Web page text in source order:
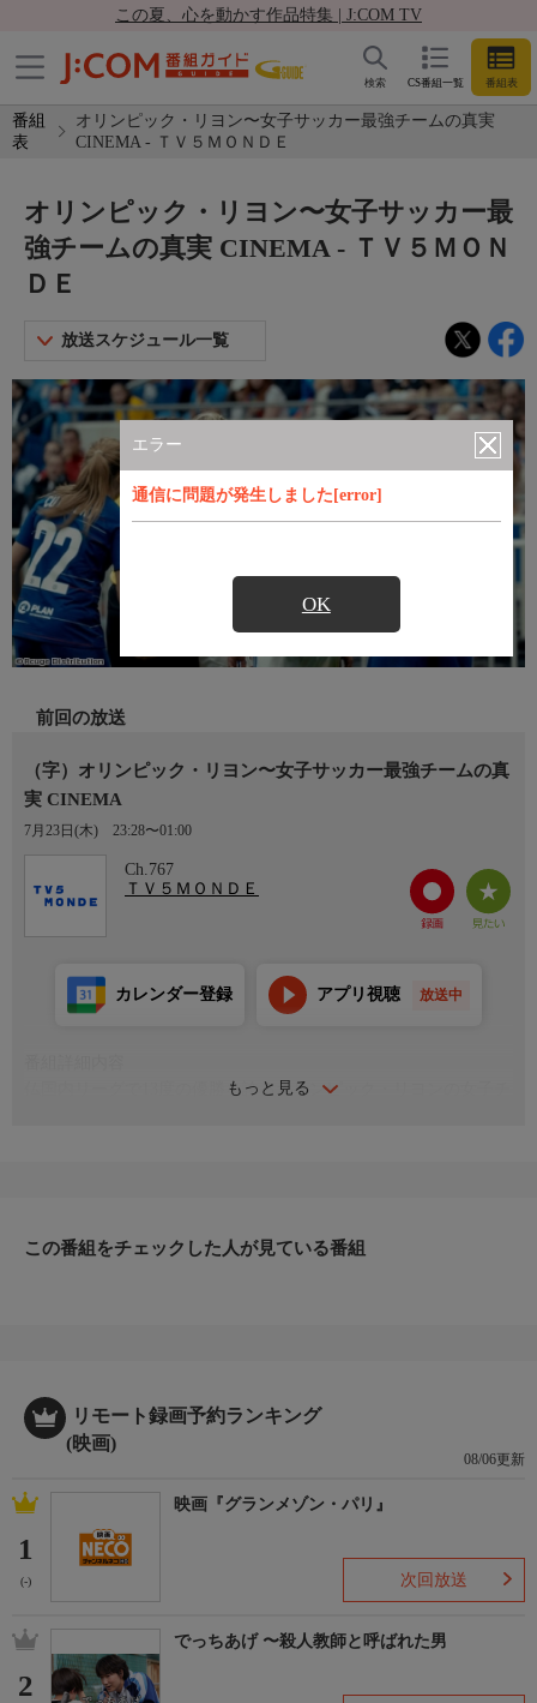
この夏、心を動かす作品特集 | J:COM TV
CS番組一覧 番組表
検索
番組
表
オリンピック・リヨン〜女子サッカー最強チームの真実
CINEMA - ＴＶ５ＭＯＮＤＥ
エラー
通信に問題が発生しました[error]
OK
オリンピック・リヨン〜女子サッカー最
強チームの真実 CINEMA - ＴＶ５ＭＯＮ
ＤＥ
放送スケジュール一覧
前回の放送
（字）オリンピック・リヨン〜女子サッカー最強チームの真
実 CINEMA
7月23日(木) 23:28〜01:00
Ch.767
ＴＶ５ＭＯＮＤＥ
もっと見る
カレンダー登録 アプリ視聴 放送中
仏国内リーグで13度の優勝を誇るオリンピック・リヨンの女子チ
ジャンル：ドキュメンタリー
この番組をチェックした人が見ている番組
リモート録画予約ランキング
(映画)
08/06更新
1
(-)
映画『グランメゾン・パリ』
次回放送
2
でっちあげ 〜殺人教師と呼ばれた男